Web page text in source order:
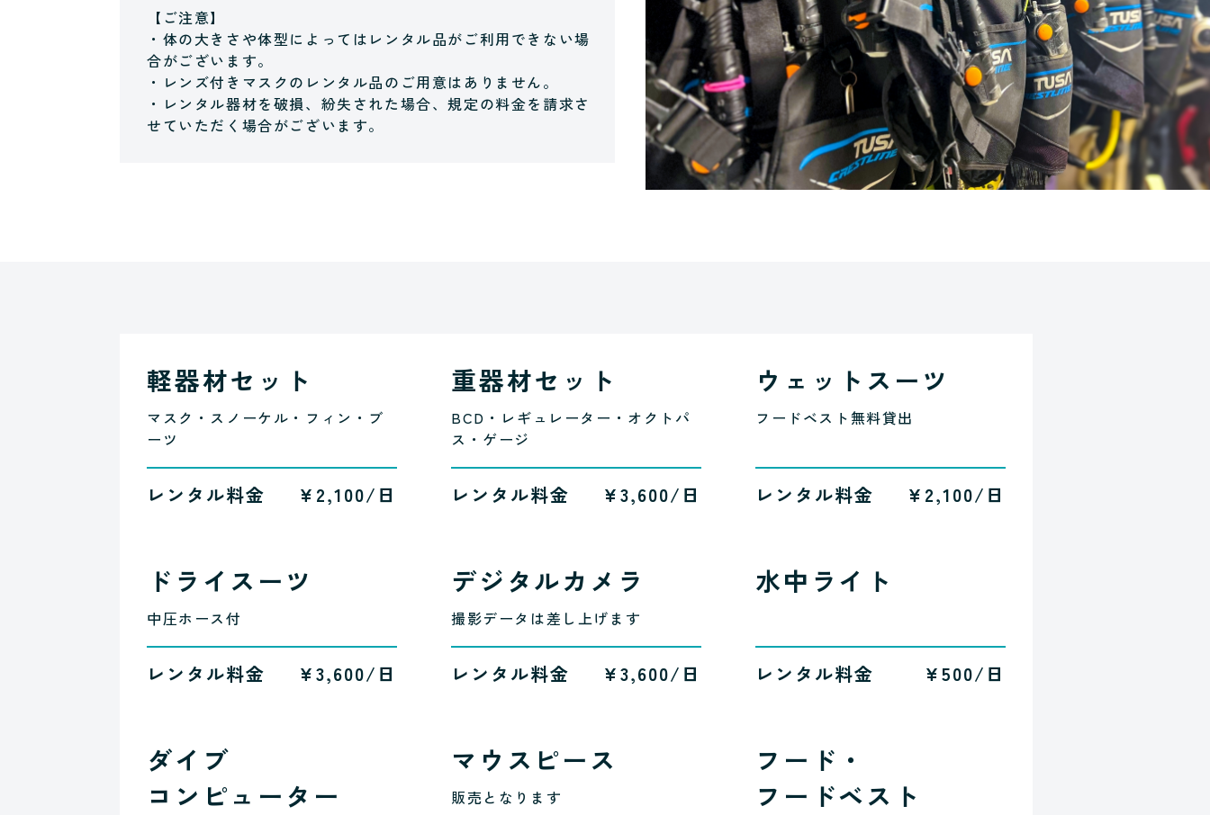
【ご注意】
・体の大きさや体型によってはレンタル品がご利用できない場
合がございます。
・レンズ付きマスクのレンタル品のご用意はありません。
・レンタル器材を破損、紛失された場合、規定の料金を請求さ
せていただく場合がございます。
軽器材セット
マスク・スノーケル・フィン・ブ
ーツ
レンタル料金 ¥2,100/日
重器材セット
BCD・レギュレーター・オクトパ
ス・ゲージ
レンタル料金 ¥3,600/日
ウェットスーツ
フードベスト無料貸出
レンタル料金 ¥2,100/日
ドライスーツ
中圧ホース付
レンタル料金 ¥3,600/日
デジタルカメラ
撮影データは差し上げます
レンタル料金 ¥3,600/日
水中ライト
レンタル料金 ¥500/日
ダイブ
コンピューター
マウスピース
販売となります
フード・
フードベスト